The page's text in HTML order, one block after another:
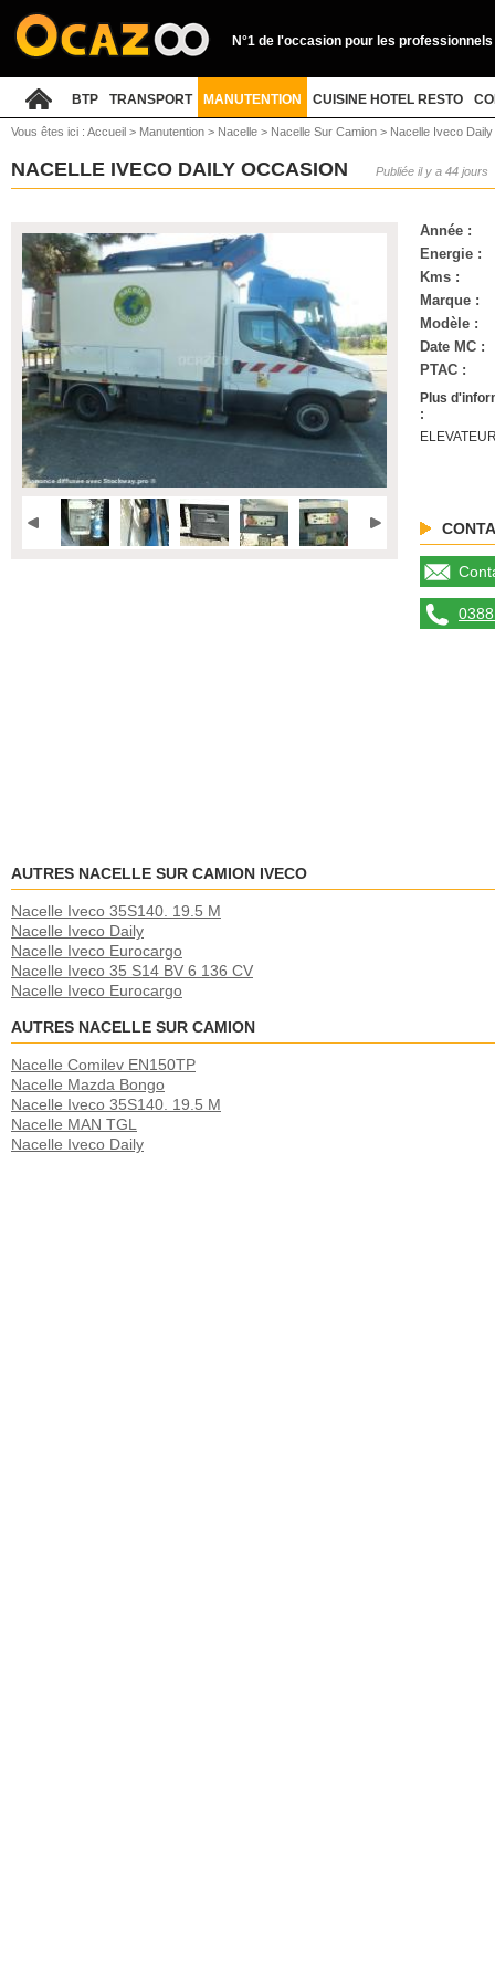
N°1 de l'occasion pour les professionnels
BTP TRANSPORT MANUTENTION CUISINE HOTEL RESTO
Vous êtes ici : Accueil > Manutention > Nacelle > Nacelle Sur Camion > Nacelle Iveco Daily
NACELLE IVECO DAILY OCCASION Publiée il y a 44 jours
Année :
Energie :
Kms :
Marque :
Modèle :
Date MC :
PTAC :
Plus
:
AUTRES NACELLE SUR CAMION IVECO
Nacelle Iveco 35S140. 19.5 M
Nacelle Iveco Daily
Nacelle Iveco Eurocargo
Nacelle Iveco 35 S14 BV 6 136 CV
Nacelle Iveco Eurocargo
AUTRES NACELLE SUR CAMION
Nacelle Comilev EN150TP
Nacelle Mazda Bongo
Nacelle Iveco 35S140. 19.5 M
Nacelle MAN TGL
Nacelle Iveco Daily